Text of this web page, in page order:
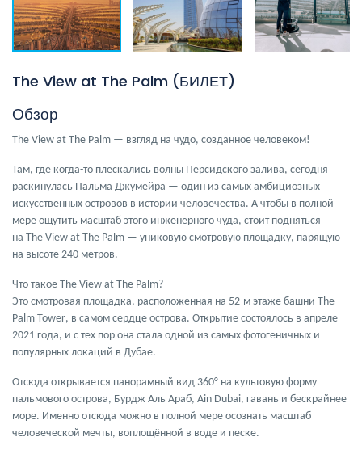
The View at The Palm (БИЛЕТ)
Обзор
The View at The Palm — взгляд на чудо, созданное человеком!
Там, где когда-то плескались волны Персидского залива, сегодня
раскинулась Пальма Джумейра — один из самых амбициозных
искусственных островов в истории человечества. А чтобы в полной
мере ощутить масштаб этого инженерного чуда, стоит подняться
на The View at The Palm — униковую смотровую площадку, парящую
на высоте 240 метров.
Что такое The View at The Palm?
Это смотровая площадка, расположенная на 52-м этаже башни The
Palm Tower, в самом сердце острова. Открытие состоялось в апреле
2021 года, и с тех пор она стала одной из самых фотогеничных и
популярных локаций в Дубае.
Отсюда открывается панорамный вид 360° на культовую форму
пальмового острова, Бурдж Аль Араб, Ain Dubai, гавань и бескрайнее
море. Именно отсюда можно в полной мере осознать масштаб
человеческой мечты, воплощённой в воде и песке.